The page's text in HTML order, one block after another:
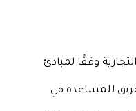
وفقًا لمبادئ
للمساعدة في